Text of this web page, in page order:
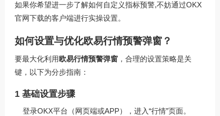
如果你希望进一步了解如何自定义指标预警,不妨通过OKX
官网下载的客户端进行实操设置。
如何设置与优化欧易行情预警弹窗？
要最大化利用欧易行情预警弹窗 ，合理的设置策略是关
键，以下为分步指南：
1 基础设置步骤
登录OKX平台（网页端或APP），进入“行情”页面。